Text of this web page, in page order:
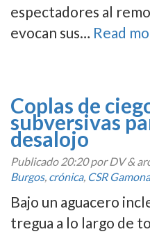
espectadores al
evocan sus… Read
Coplas de
subversivas
desalojo
Publicado20:20por DV&
Burgos, crónica, CSR
Bajo un aguacero
tregua a lo largo de